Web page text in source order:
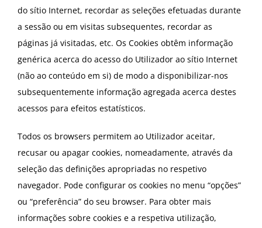
do sítio Internet, recordar as seleções efetuadas durante
a sessão ou em visitas subsequentes, recordar as
páginas já visitadas, etc. Os Cookies obtêm informação
genérica acerca do acesso do Utilizador ao sítio Internet
(não ao conteúdo em si) de modo a disponibilizar-nos
subsequentemente informação agregada acerca destes
acessos para efeitos estatísticos.
Todos os browsers permitem ao Utilizador aceitar,
recusar ou apagar cookies, nomeadamente, através da
seleção das definições apropriadas no respetivo
navegador. Pode configurar os cookies no menu “opções”
ou “preferência” do seu browser. Para obter mais
informações sobre cookies e a respetiva utilização,